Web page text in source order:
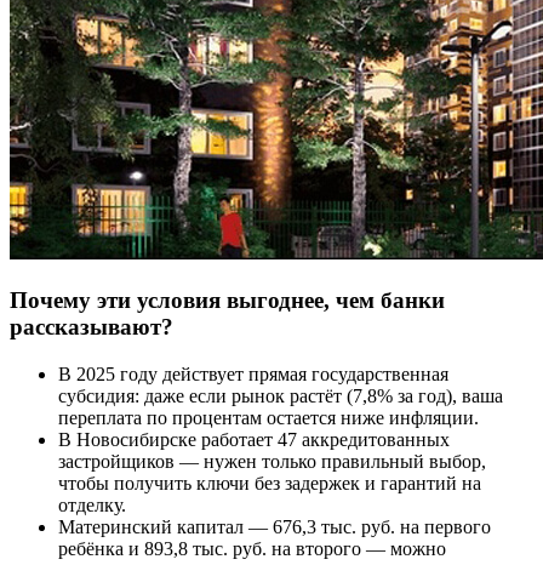
Почему эти условия выгоднее, чем банки
рассказывают?
В 2025 году действует прямая государственная
субсидия: даже если рынок растёт (7,8% за год), ваша
переплата по процентам остается ниже инфляции.
В Новосибирске работает 47 аккредитованных
застройщиков — нужен только правильный выбор,
чтобы получить ключи без задержек и гарантий на
отделку.
Материнский капитал — 676,3 тыс. руб. на первого
ребёнка и 893,8 тыс. руб. на второго — можно